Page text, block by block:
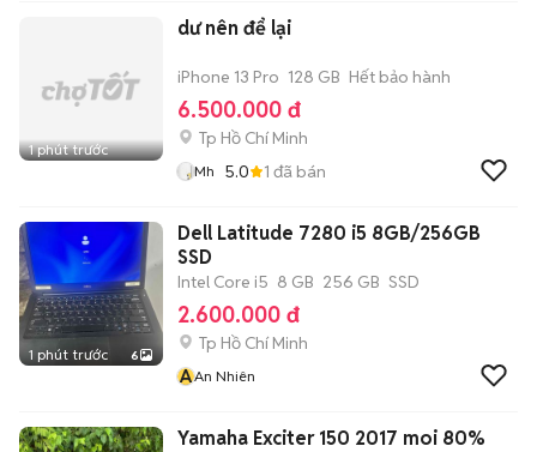
1 phút trước
dư nên để lại
iPhone 13 Pro 128 GB Hết bảo hành
6.500.000 đ
Tp Hồ Chí Minh
Mh 5.0 1 đã bán
1 phút trước 6
Dell Latitude 7280 i5 8GB/256GB
SSD
Intel Core i5 8 GB 256 GB SSD
2.600.000 đ
Tp Hồ Chí Minh
AAn Nhiên
Yamaha Exciter 150 2017 moi 80%